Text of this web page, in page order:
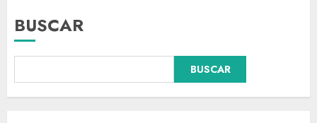
BUSCAR
BUSCAR
Abelardo de la Espriella